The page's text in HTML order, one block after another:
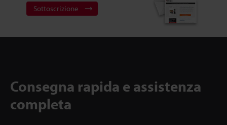
Sottoscrizione
Consegna rapida e assistenza
completa